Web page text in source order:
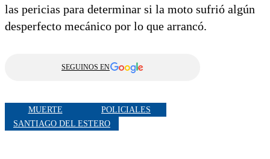
las pericias para determinar si la moto sufrió algún
desperfecto mecánico por lo que arrancó.
SEGUINOS EN
MUERTE
POLICIALES
SANTIAGO DEL ESTERO